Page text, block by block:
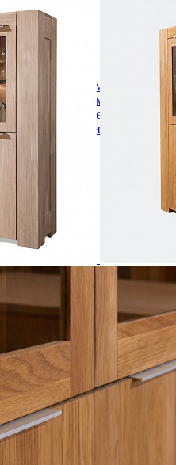
механизмом
с подъемным механизмом
с подъемным механизмом
с подъемным
для одежды
одежды и белья
одежды и белья
одежды и белья
одежды и белья
для одежды и белья
одежды и белья
и белья
и белья